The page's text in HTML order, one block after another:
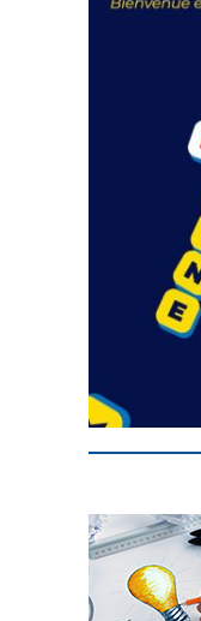
FEUILLETER
CARNET
25 avril 2022
Afin
ukrainiens
FEUILLETER